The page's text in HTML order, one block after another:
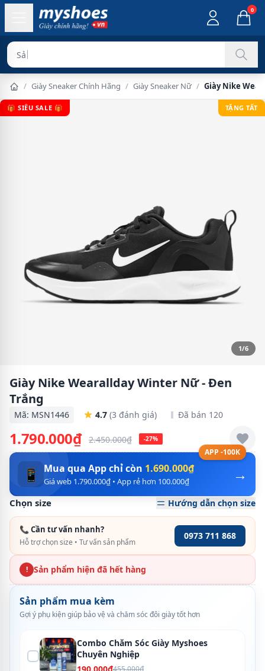
0
Sản phẩm ch
/ Giày Sneaker Chính Hãng / Giày Sneaker Nữ / Giày Nike
🎁 SIÊU SALE 🎁 TẶNG TẤT
1/6
Giày Nike Wearallday Winter Nữ - Đen
Trắng
Mã: MSN1446 4.7 (3 đánh giá) Đã bán 120
1.790.000₫ 2.450.000₫ -27%
APP -100K
→
📱 Mua qua App chỉ còn 1.690.000₫
Giá web 1.790.000₫ • App rẻ hơn 100.000₫
Chọn size Hướng dẫn chọn size
📞 Cần tư vấn nhanh?
Hỗ trợ chọn size • Tư vấn sản phẩm
0973 711 868
! Sản phẩm hiện đã hết hàng
Sản phẩm mua kèm
Gợi ý phụ kiện giúp bảo vệ và chăm sóc đôi giày tốt hơn
Combo Chăm Sóc Giày Myshoes
Chuyên Nghiệp
455.000₫